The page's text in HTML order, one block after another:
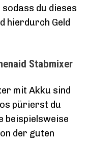
du dieses
hierdurch Geld
Stabmixer
mit Akku sind
pürierst du
beispielsweise
der guten